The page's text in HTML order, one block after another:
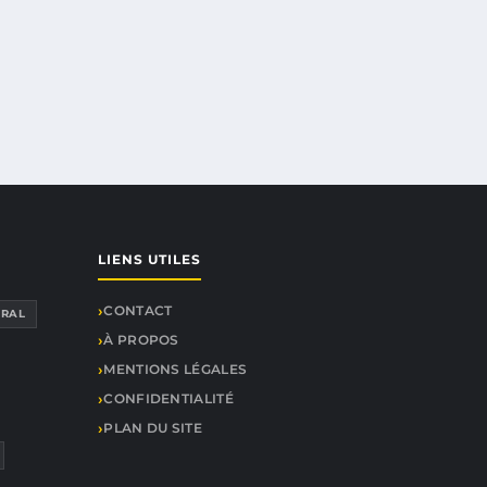
LIENS UTILES
CONTACT
À PROPOS
MENTIONS LÉGALES
CONFIDENTIALITÉ
PLAN DU SITE